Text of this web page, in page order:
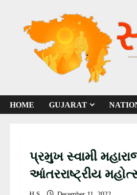
HOME GUJARAT
પ્રમુખ સ્વામી
આંતરરાષ્ટ્રીય